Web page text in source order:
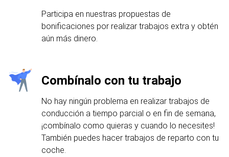
Participa en nuestras propuestas de
bonificaciones por realizar trabajos extra y obtén
aún más dinero.
Combínalo con tu trabajo
No hay ningún problema en realizar trabajos de
conducción a tiempo parcial o en fin de semana,
¡combínalo como quieras y cuando lo necesites!
También puedes hacer trabajos de reparto con tu
coche.